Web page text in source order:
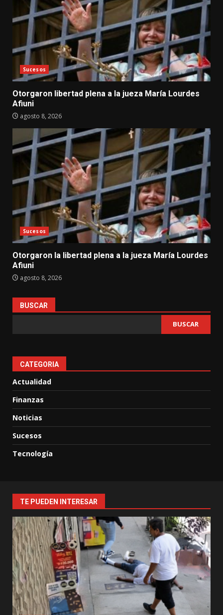
Sucesos
Otorgaron libertad plena a la jueza María Lourdes
Afiuni
agosto 8, 2026
Sucesos
Otorgaron la libertad plena a la jueza María Lourdes
Afiuni
agosto 8, 2026
BUSCAR
BUSCAR
CATEGORIA
Actualidad
Finanzas
Noticias
Sucesos
Tecnología
TE PUEDEN INTERESAR